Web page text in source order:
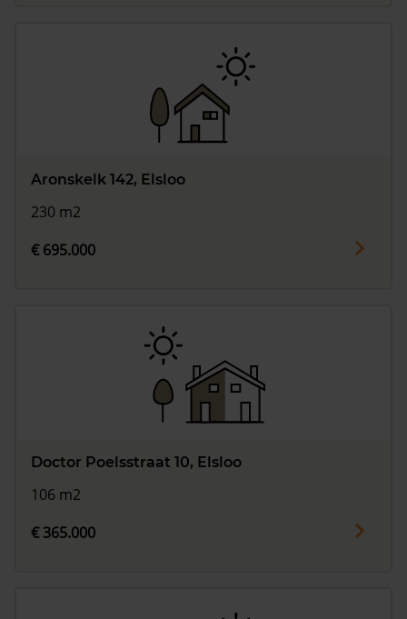
Aronskelk 142, Elsloo
230 m2
€ 695.000
Doctor Poelsstraat 10, Elsloo
106 m2
€ 365.000